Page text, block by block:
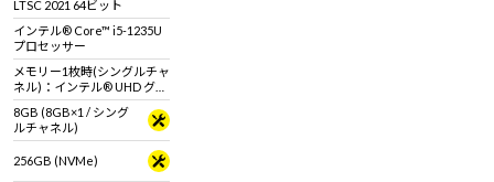
は商品説明欄、Windows 10
IoT Enterprise特設ページを
ご覧ください】14型フルHD
液晶ノートパソコン
LTSC 2021 64ビット
インテル® Core™ i5-1235U
プロセッサー
メモリー1枚時(シングルチャ
ネル)：インテル® UHD グラ
フィックス メモリー2枚時
(デュアルチャネル)：インテ
ル® Iris® Xe グラフィック
8GB (8GB×1 / シング
ルチャネル)
256GB (NVMe)